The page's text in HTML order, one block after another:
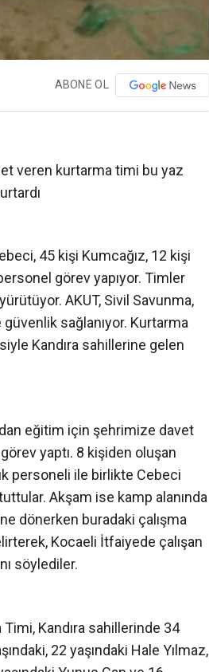
ABONE OL
veren kurtarma timi bu yaz
45 kişi Kumcağız, 12 kişi
görev yapıyor. Timler
AKUT, Sivil Savunma,
sağlanıyor. Kurtarma
Kandıra sahillerine gelen
yaptı. 8 kişiden oluşan
personeli ile birlikte Cebeci
Akşam ise kamp alanında